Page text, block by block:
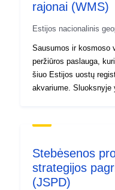
rajonai (WMS)
Estijos nacionalinis
Sausumos ir kosmoso
peržiūros paslauga,
šiuo Estijos uostų
akvariume. Sluoksnyje
Stebėsenos
strategijos
(JSPD)